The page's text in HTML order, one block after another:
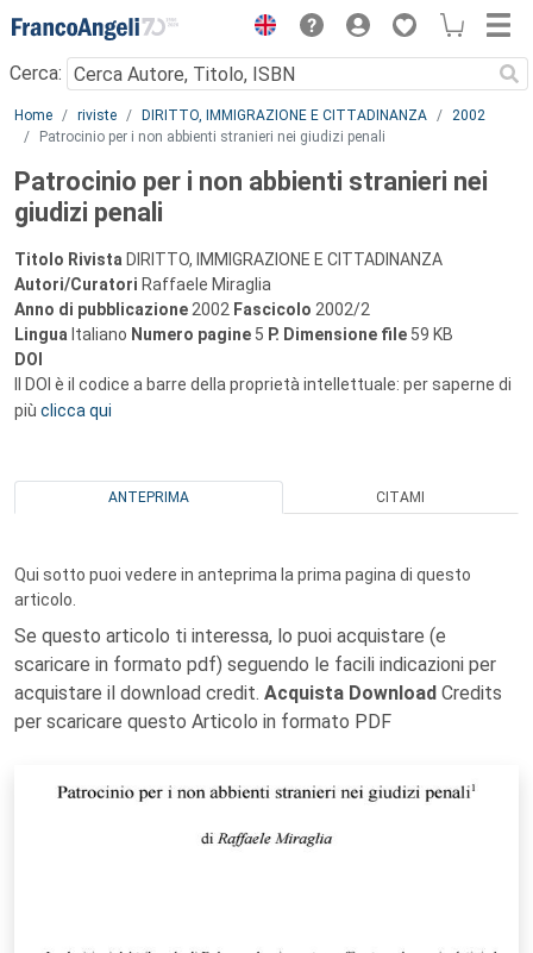
Menu
Cerca:
Main content
Home riviste DIRITTO, IMMIGRAZIONE E CITTADINANZA
2002
Patrocinio per i non abbienti stranieri nei giudizi penali
Patrocinio per i non abbienti stranieri nei
giudizi penali
Titolo Rivista DIRITTO, IMMIGRAZIONE E CITTADINANZA
Autori/Curatori Raffaele Miraglia
Anno di pubblicazione 2002 Fascicolo 2002/2
Lingua Italiano Numero pagine 5 P. Dimensione file 59 KB
DOI
Il DOI è il codice a barre della proprietà intellettuale: per saperne di
più clicca qui
ANTEPRIMA CITAMI
Qui sotto puoi vedere in anteprima la prima pagina di questo
articolo.
Se questo articolo ti interessa, lo puoi acquistare (e
scaricare in formato pdf) seguendo le facili indicazioni per
acquistare il download credit. Acquista Download Credits
per scaricare questo Articolo in formato PDF